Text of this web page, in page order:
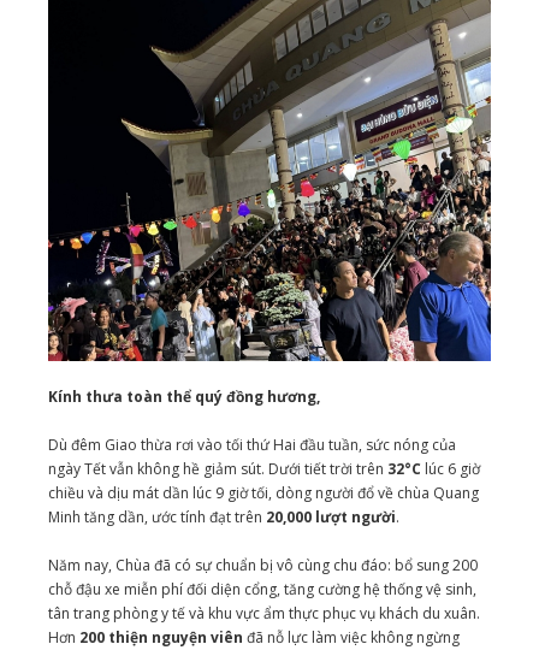
Kính thưa toàn thể quý đồng hương,
Dù đêm Giao thừa rơi vào tối thứ Hai đầu tuần, sức nóng của
ngày Tết vẫn không hề giảm sút. Dưới tiết trời trên 32°C lúc 6 giờ
chiều và dịu mát dần lúc 9 giờ tối, dòng người đổ về chùa Quang
Minh tăng dần, ước tính đạt trên 20,000 lượt người.
Năm nay, Chùa đã có sự chuẩn bị vô cùng chu đáo: bổ sung 200
chỗ đậu xe miễn phí đối diện cổng, tăng cường hệ thống vệ sinh,
tân trang phòng y tế và khu vực ẩm thực phục vụ khách du xuân.
Hơn 200 thiện nguyện viên đã nỗ lực làm việc không ngừng